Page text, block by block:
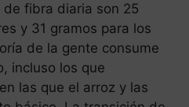
fibra diaria son 25
y 31 gramos para los
de la gente consume
incluso los que
las que el arroz y las